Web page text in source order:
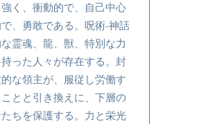
く、衝動的で、自己中心
、勇敢である。呪術-神話
霊魂、龍、獣、特別な力
持った人々が存在する。封
な領主が、服従し労働す
ことと引き換えに、下層の
ちを保護する。力と栄光